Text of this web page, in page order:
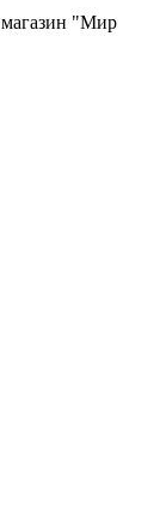
магазин "Мир